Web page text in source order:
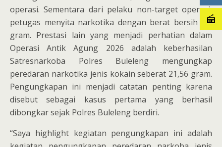
operasi. Sementara dari pelaku non-target operasi,
petugas menyita narkotika dengan berat bersih 1,6
gram. Prestasi lain yang menjadi perhatian dalam
Operasi Antik Agung 2026 adalah keberhasilan
Satresnarkoba Polres Buleleng mengungkap
peredaran narkotika jenis kokain seberat 21,56 gram.
Pengungkapan ini menjadi catatan penting karena
disebut sebagai kasus pertama yang berhasil
dibongkar sejak Polres Buleleng berdiri.
“Saya highlight kegiatan pengungkapan ini adalah